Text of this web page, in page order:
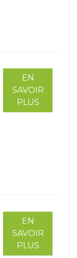
EN
SAVOIR
PLUS
EN
SAVOIR
PLUS